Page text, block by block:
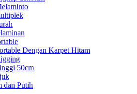
Dengan Karpet Hitam
50cm
dan Putih